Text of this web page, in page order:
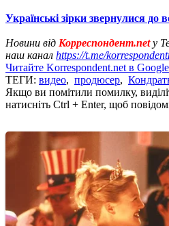
Українські зірки звернулися до
Новини від Корреспондент.netу
наш канал https://t.me/
Читайте Korrespondent.net в
ТЕГИ: видео, продюсер,
Якщо ви помітили помилку,
натисніть Ctrl + Enter, щоб